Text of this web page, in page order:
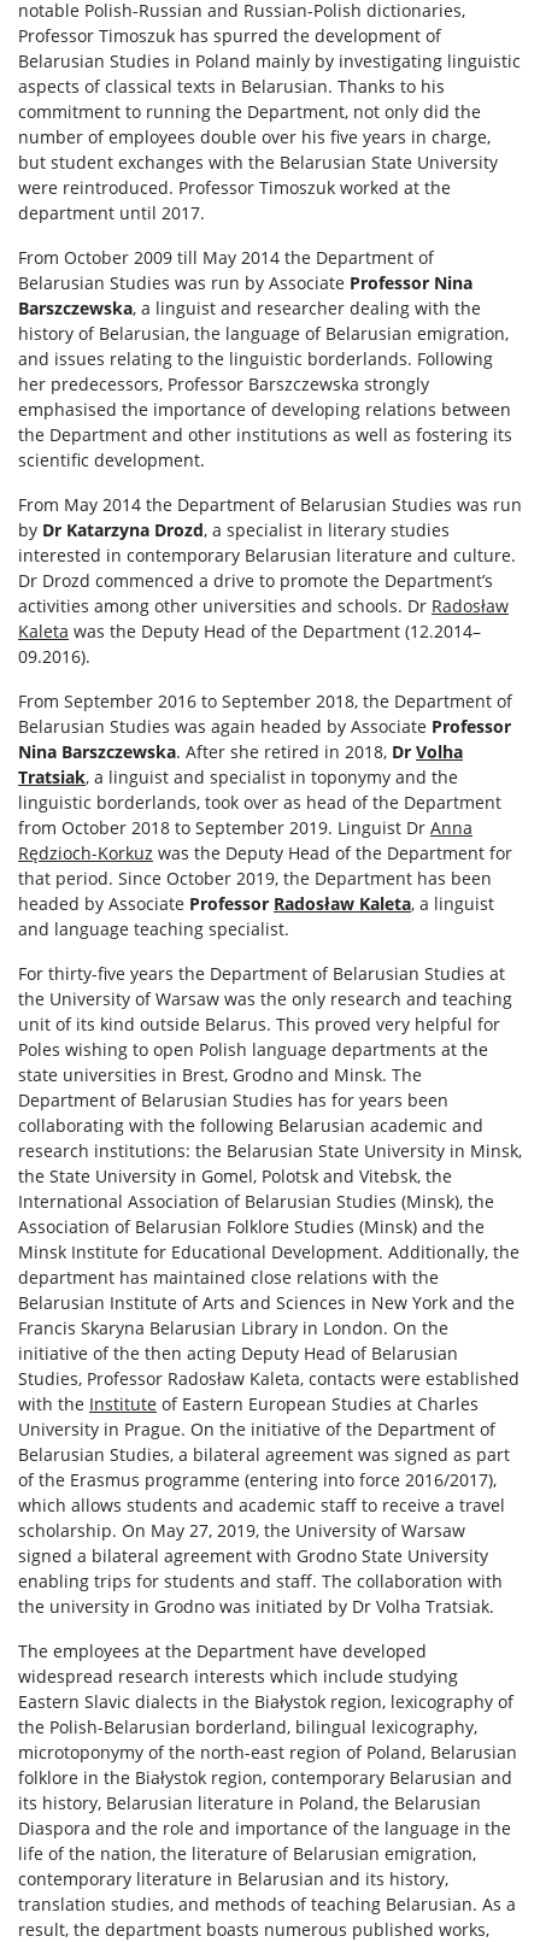
notable Polish-Russian and Russian-Polish dictionaries,
Professor Timoszuk has spurred the development of
Belarusian Studies in Poland mainly by investigating linguistic
aspects of classical texts in Belarusian. Thanks to his
commitment to running the Department, not only did the
number of employees double over his five years in charge,
but student exchanges with the Belarusian State University
were reintroduced. Professor Timoszuk worked at the
department until 2017.
From October 2009 till May 2014 the Department of
Belarusian Studies was run by Associate Professor Nina
Barszczewska, a linguist and researcher dealing with the
history of Belarusian, the language of Belarusian emigration,
and issues relating to the linguistic borderlands. Following
her predecessors, Professor Barszczewska strongly
emphasised the importance of developing relations between
the Department and other institutions as well as fostering its
scientific development.
From May 2014 the Department of Belarusian Studies was run
by Dr Katarzyna Drozd, a specialist in literary studies
interested in contemporary Belarusian literature and culture.
Dr Drozd commenced a drive to promote the Department’s
activities among other universities and schools. Dr Radosław
Kaleta was the Deputy Head of the Department (12.2014–
09.2016).
From September 2016 to September 2018, the Department of
Belarusian Studies was again headed by Associate Professor
Nina Barszczewska. After she retired in 2018, Dr Volha
Tratsiak, a linguist and specialist in toponymy and the
linguistic borderlands, took over as head of the Department
from October 2018 to September 2019. Linguist Dr Anna
Rędzioch-Korkuz was the Deputy Head of the Department for
that period. Since October 2019, the Department has been
headed by Associate Professor Radosław Kaleta, a linguist
and language teaching specialist.
For thirty-five years the Department of Belarusian Studies at
the University of Warsaw was the only research and teaching
unit of its kind outside Belarus. This proved very helpful for
Poles wishing to open Polish language departments at the
state universities in Brest, Grodno and Minsk. The
Department of Belarusian Studies has for years been
collaborating with the following Belarusian academic and
research institutions: the Belarusian State University in Minsk,
the State University in Gomel, Polotsk and Vitebsk, the
International Association of Belarusian Studies (Minsk), the
Association of Belarusian Folklore Studies (Minsk) and the
Minsk Institute for Educational Development. Additionally, the
department has maintained close relations with the
Belarusian Institute of Arts and Sciences in New York and the
Francis Skaryna Belarusian Library in London. On the
initiative of the then acting Deputy Head of Belarusian
Studies, Professor Radosław Kaleta, contacts were established
with the Institute of Eastern European Studies at Charles
University in Prague. On the initiative of the Department of
Belarusian Studies, a bilateral agreement was signed as part
of the Erasmus programme (entering into force 2016/2017),
which allows students and academic staff to receive a travel
scholarship. On May 27, 2019, the University of Warsaw
signed a bilateral agreement with Grodno State University
enabling trips for students and staff. The collaboration with
the university in Grodno was initiated by Dr Volha Tratsiak.
The employees at the Department have developed
widespread research interests which include studying
Eastern Slavic dialects in the Białystok region, lexicography of
the Polish-Belarusian borderland, bilingual lexicography,
microtoponymy of the north-east region of Poland, Belarusian
folklore in the Białystok region, contemporary Belarusian and
its history, Belarusian literature in Poland, the Belarusian
Diaspora and the role and importance of the language in the
life of the nation, the literature of Belarusian emigration,
contemporary literature in Belarusian and its history,
translation studies, and methods of teaching Belarusian. As a
result, the department boasts numerous published works,